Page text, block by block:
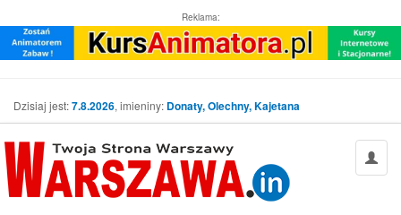
Reklama:
Dzisiaj jest:7.8.2026, imieniny: Donaty, Olechny, Kajetana